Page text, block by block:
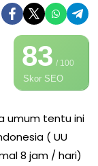
83/ 100
Skor SEO
umum tentu ini
( UU
8 jam / hari)